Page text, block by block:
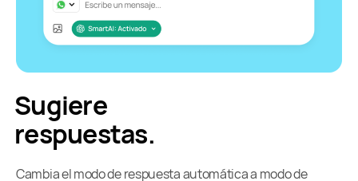
Sugiere
respuestas.
Cambia el modo de respuesta automática a modo de